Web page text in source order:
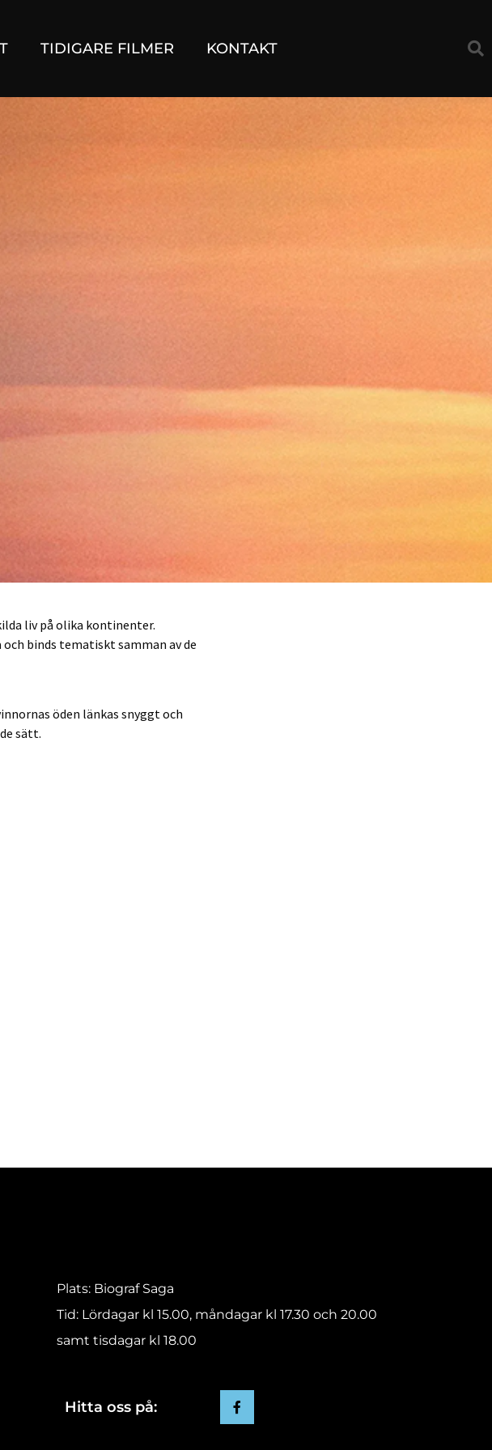
TIDIGARE FILMER KONTAKT
liv på olika kontinenter.
binds tematiskt samman av de
öden länkas snyggt och
sätt.
Plats: Biograf Saga
Tid: Lördagar kl 15.00, måndagar kl 17.30 och 20.00
samt tisdagar kl 18.00
Hitta oss på: